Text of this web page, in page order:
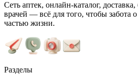
Сеть аптек, онлайн-каталог,
врачей — всё для того, чтобы забота о
частью жизни.
Разделы